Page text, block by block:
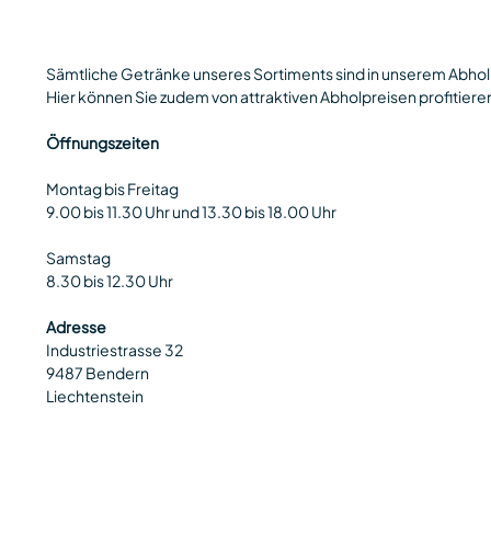
Sämtliche Getränke unseres Sortiments sind in unserem
Hier können Sie zudem von attraktiven Abholpreisen
Öffnungszeiten
Montag bis Freitag
9.00 bis 11.30 Uhr und 13.30 bis 18.00 Uhr
Samstag
8.30 bis 12.30 Uhr
Adresse
Industriestrasse 32
9487 Bendern
Liechtenstein